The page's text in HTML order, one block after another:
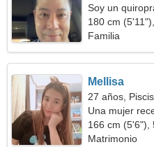
Soy un
sincera
180 cm
Familia
Mellisa
27 años, Piscis
Una mujer
166 cm (5'6"),
Matrimonio